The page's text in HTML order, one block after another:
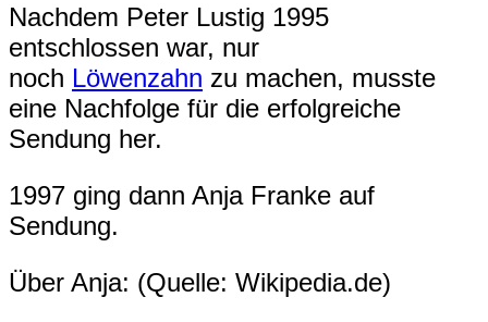
Nachdem Peter Lustig 1995
entschlossen war, nur
noch Löwenzahn zu machen, musste
eine Nachfolge für die erfolgreiche
Sendung her.
1997 ging dann Anja Franke auf
Sendung.
Über Anja: (Quelle: Wikipedia.de)